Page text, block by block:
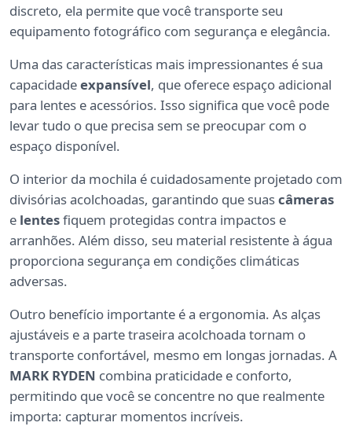
discreto, ela permite que você transporte seu
equipamento fotográfico com segurança e elegância.
Uma das características mais impressionantes é sua
capacidadeexpansível, que oferece espaço adicional
para lentes e acessórios. Isso significa que você pode
levar tudo o que precisa sem se preocupar com o
espaço disponível.
O interior da mochila é cuidadosamente projetado com
divisórias acolchoadas, garantindo que suascâmeras
e lentesfiquem protegidas contra impactos e
arranhões. Além disso, seu material resistente à água
proporciona segurança em condições climáticas
adversas.
Outro benefício importante é a ergonomia. As alças
ajustáveis e a parte traseira acolchoada tornam o
transporte confortável, mesmo em longas jornadas. A
MARK RYDEN combina praticidade e conforto,
permitindo que você se concentre no que realmente
importa: capturar momentos incríveis.